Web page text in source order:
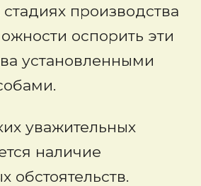
производства
оспорить эти
установленными
уважительных
наличие
обстоятельств.